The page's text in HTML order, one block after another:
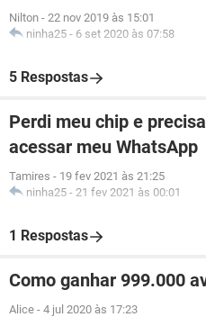
Nilton - 22 nov 2019 às 15:01
ninha25 - 6 set 2020 às 07:58
5 Respostas
Perdi meu chip e
acessar meu WhatsApp
Tamires - 19 fev 2021 às 21:25
ninha25 - 21 fev 2021 às 00:01
1 Respostas
Como ganhar 999.000
Alice - 4 jul 2020 às 17:23